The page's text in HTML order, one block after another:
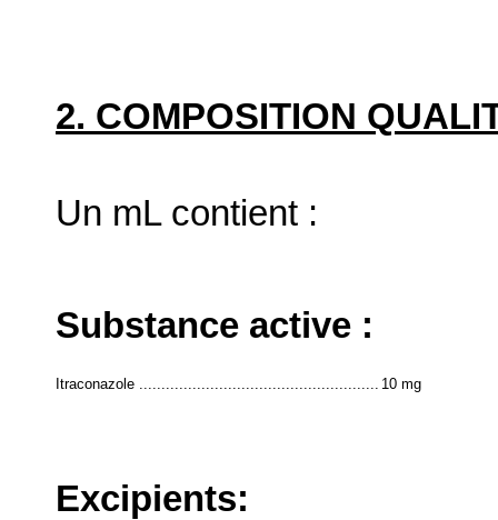
2. COMPOSITION
Un mL contient :
Substance active :
Itraconazole ...................................................... 10 mg
Excipients: